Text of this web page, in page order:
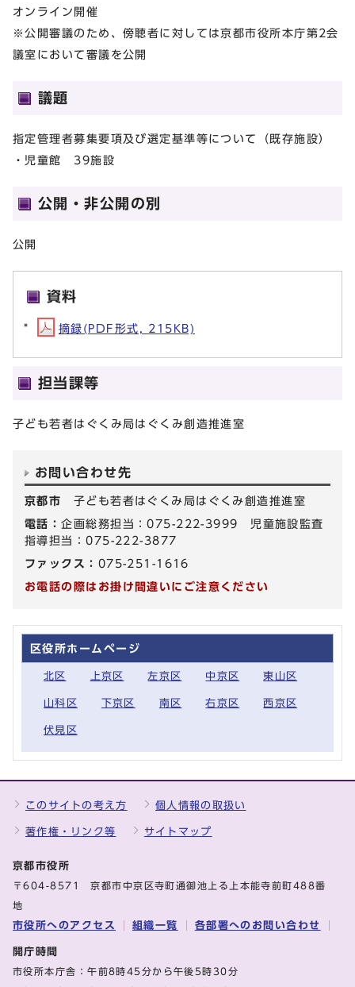
オンライン開催
※公開審議のため、傍聴者に対しては京都市役所本庁第2会
議室において審議を公開
議題
指定管理者募集要項及び選定基準等について（既存施設）
・児童館 39施設
公開・非公開の別
公開
資料
摘録(PDF形式, 215KB)
担当課等
子ども若者はぐくみ局はぐくみ創造推進室
お問い合わせ先
京都市 子ども若者はぐくみ局はぐくみ創造推進室
電話：企画総務担当：075-222-3999 児童施設監査
指導担当：075-222-3877
ファックス： 075-251-1616
お電話の際はお掛け間違いにご注意ください
区役所ホームページ
北区 上京区 左京区 中京区 東山区
山科区 下京区 南区 右京区 西京区
伏見区
このサイトの考え方 個人情報の取扱い
著作権・リンク等 サイトマップ
京都市役所
〒604-8571 京都市中京区寺町通御池上る上本能寺前町488番
地
市役所へのアクセス 組織一覧 各部署へのお問い合わせ
開庁時間
市役所本庁舎：午前8時45分から午後5時30分